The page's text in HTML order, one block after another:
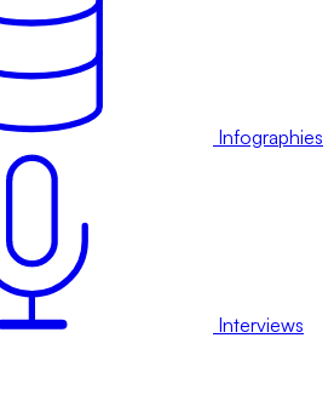
Infographies
Interviews